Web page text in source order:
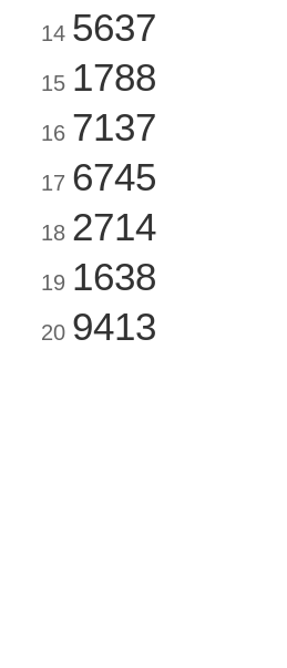
14 5637
15 1788
16 7137
17 6745
18 2714
19 1638
20 9413